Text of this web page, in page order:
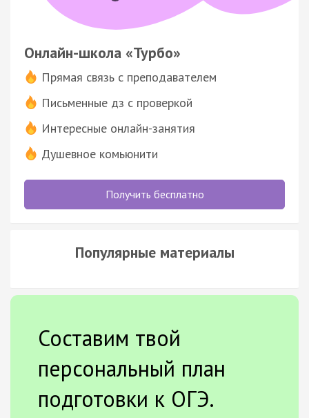
Онлайн-школа «Турбо»
Прямая связь с преподавателем
Письменные дз с проверкой
Интересные онлайн-занятия
Душевное комьюнити
Получить бесплатно
Популярные материалы
Составим твой
персональный план
подготовки к ОГЭ.